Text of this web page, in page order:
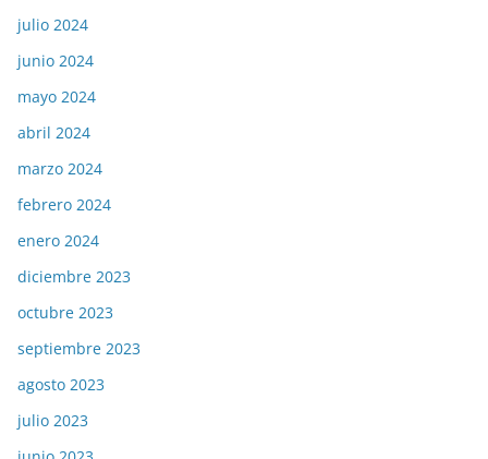
julio 2024
junio 2024
mayo 2024
abril 2024
marzo 2024
febrero 2024
enero 2024
diciembre 2023
octubre 2023
septiembre 2023
agosto 2023
julio 2023